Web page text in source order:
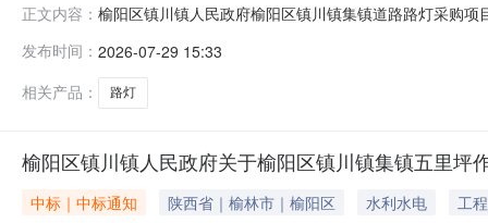
正文内容： 榆阳区镇川镇人民政府榆阳区镇川镇集镇道路路灯采购
（废标）。五、评审专家（单一来源采购人员）名单：
合同包名称代理服务费金额
发布时间： 2026-07-29 15:33
相关产品：
路灯
榆阳区镇川镇人民政府关于榆阳区镇川镇集镇五里坪
中标｜中标通知 陕西省｜榆林市｜榆阳区 水利水电
工程